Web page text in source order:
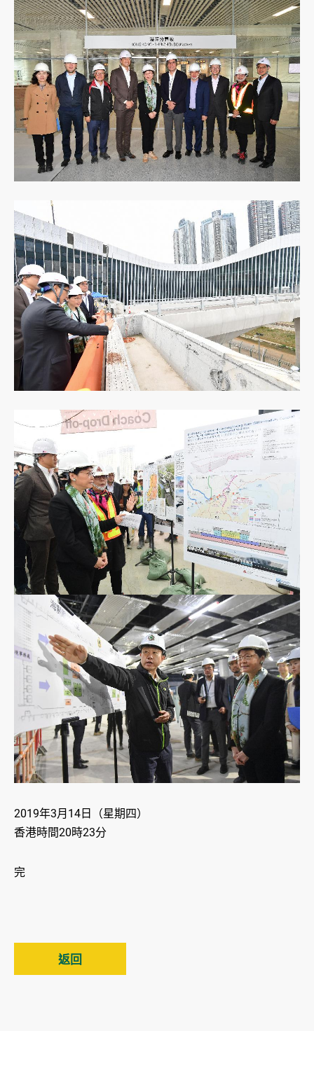
2019年3月14日（星期四）
香港時間20時23分
完
返回